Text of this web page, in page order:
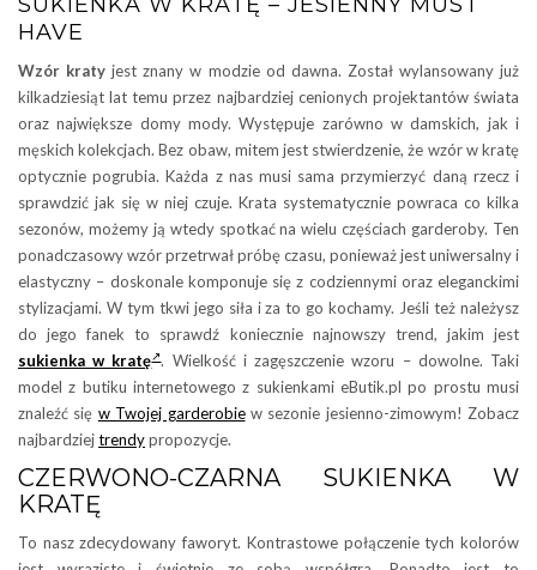
HAVE
Wzór kraty jest znany w modzie od dawna. Został wylansowany już
kilkadziesiąt lat temu przez najbardziej cenionych projektantów świata
oraz największe domy mody. Występuje zarówno w damskich, jak i
męskich kolekcjach. Bez obaw, mitem jest stwierdzenie, że wzór w kratę
optycznie pogrubia. Każda z nas musi sama przymierzyć daną rzecz i
sprawdzić jak się w niej czuje. Krata systematycznie powraca co kilka
sezonów, możemy ją wtedy spotkać na wielu częściach garderoby. Ten
ponadczasowy wzór przetrwał próbę czasu, ponieważ jest uniwersalny i
elastyczny – doskonale komponuje się z codziennymi oraz eleganckimi
stylizacjami. W tym tkwi jego siła i za to go kochamy. Jeśli też należysz
do jego fanek to sprawdź koniecznie najnowszy trend, jakim jest
sukienka w kratę . Wielkość i zagęszczenie wzoru – dowolne. Taki
model z butiku internetowego z sukienkami eButik.pl po prostu musi
znaleźć się w Twojej garderobiew sezonie jesienno-zimowym! Zobacz
najbardziejtrendypropozycje.
CZERWONO-CZARNA SUKIENKA W
KRATĘ
To nasz zdecydowany faworyt. Kontrastowe połączenie tych kolorów